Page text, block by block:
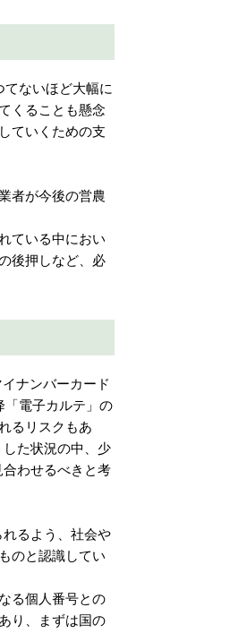
ないほど大幅に
くることも懸念
ていくための支
者が今後の営農
ている中におい
後押しなど、必
ナンバーカード
「電子カルテ」の
るリスクもあ
た状況の中、少
わせるべきと考
るよう、社会や
のと認識してい
る個人番号との
り、まずは国の